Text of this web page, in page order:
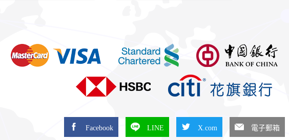
Facebook LINE X.com 電子郵箱